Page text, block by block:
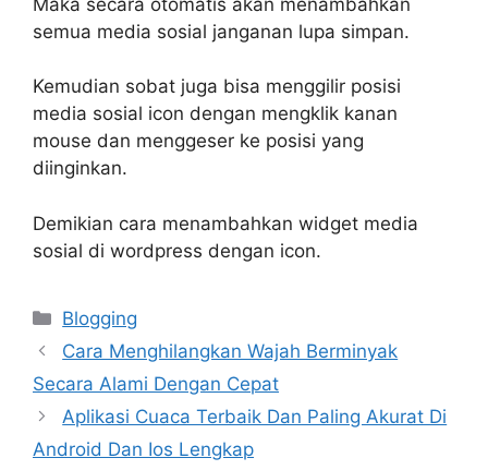
semua media sosial janganan lupa simpan.
Kemudian sobat juga bisa menggilir posisi
media sosial icon dengan mengklik kanan
mouse dan menggeser ke posisi yang
diinginkan.
Demikian cara menambahkan widget media
sosial di wordpress dengan icon.
Categories
Blogging
Cara Menghilangkan Wajah Berminyak
Secara Alami Dengan Cepat
Aplikasi Cuaca Terbaik Dan Paling Akurat Di
Android Dan Ios Lengkap